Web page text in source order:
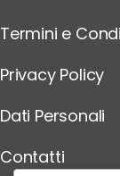
Termini e
Privacy Policy
Dati Personali
Contatti